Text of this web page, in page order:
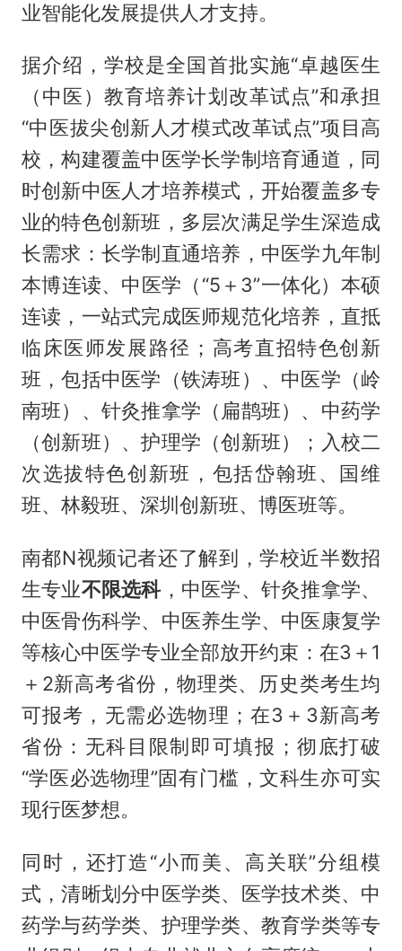
业智能化发展提供人才支持。
据介绍，学校是全国首批实施“卓越医生
（中医）教育培养计划改革试点”和承担
“中医拔尖创新人才模式改革试点”项目高
校，构建覆盖中医学长学制培育通道，同
时创新中医人才培养模式，开始覆盖多专
业的特色创新班，多层次满足学生深造成
长需求：长学制直通培养，中医学九年制
本博连读、中医学（“5＋3”一体化）本硕
连读，一站式完成医师规范化培养，直抵
临床医师发展路径；高考直招特色创新
班，包括中医学（铁涛班）、中医学（岭
南班）、针灸推拿学（扁鹊班）、中药学
（创新班）、护理学（创新班）；入校二
次选拔特色创新班，包括岱翰班、国维
班、林毅班、深圳创新班、博医班等。
南都N视频记者还了解到，学校近半数招
生专业不限选科，中医学、针灸推拿学、
中医骨伤科学、中医养生学、中医康复学
等核心中医学专业全部放开约束：在3＋1
＋2新高考省份，物理类、历史类考生均
可报考，无需必选物理；在3＋3新高考
省份：无科目限制即可填报；彻底打破
“学医必选物理”固有门槛，文科生亦可实
现行医梦想。
同时，还打造“小而美、高关联”分组模
式，清晰划分中医学类、医学技术类、中
药学与药学类、护理学类、教育学类等专